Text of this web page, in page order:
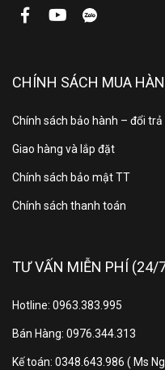
cao.
nhôm được phủ lớp
từ môi trường gần biển
*Hình ảnh chỉ mang
CHÍNH SÁCH MUA
Chính sách bảo hành – đổi trả
Giao hàng và lắp đặt
Chính sách bảo mật TT
Chính sách thanh toán
TƯ VẤN MIỄN PHÍ (24/
Hotline: 0963.383.995
Bán Hàng: 0976.344.313
Kế toán: 0348.643.986 ( Ms